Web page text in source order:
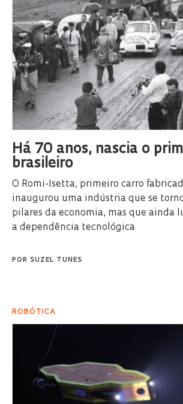
Há 70 anos, nascia o
brasileiro
O Romi-Isetta, primeiro carro
inaugurou uma indústria que se
pilares da economia, mas que ainda
a dependência tecnológica
POR SUZEL TUNES
ROBÓTICA